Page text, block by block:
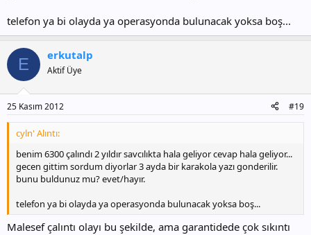
telefon ya bi olayda ya operasyonda bulunacak yoksa boş...
E erkutalp
Aktif Üye
25 Kasım 2012 #19
cyln' Alıntı:
benim 6300 çalındı 2 yıldır savcılıkta hala geliyor cevap hala geliyor...
gecen gittim sordum diyorlar 3 ayda bir karakola yazı gonderilir.
bunu buldunuz mu? evet/hayır.
telefon ya bi olayda ya operasyonda bulunacak yoksa boş...
Malesef çalıntı olayı bu şekilde, ama garantidede çok sıkıntı